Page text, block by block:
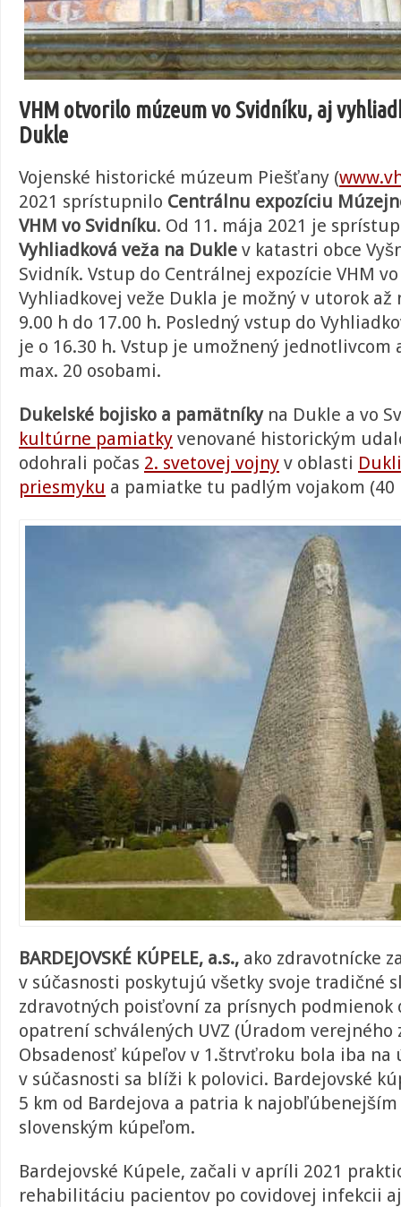
VHM otvorilo múzeum vo Svidníku, aj
Dukle
Vojenské historické múzeum Piešťany (
2021 sprístupnilo Centrálnu expozíciu
VHM vo Svidníku. Od 11. mája 2021 je
Vyhliadková veža na Dukle v katastri obce
Svidník. Vstup do Centrálnej expozície VHM
Vyhliadkovej veže Dukla je možný v utorok až
9.00 h do 17.00 h. Posledný vstup do
je o 16.30 h. Vstup je umožnený jednotlivcom
max. 20 osobami.
Dukelské bojisko a pamätníky na Dukle a vo
kultúrne pamiatky venované historickým
odohrali počas 2. svetovej vojny v oblasti
priesmyku a pamiatke tu padlým vojakom (40
BARDEJOVSKÉ KÚPELE, a.s., ako zdravotnícke
v súčasnosti poskytujú všetky svoje tradičné
zdravotných poisťovní za prísnych podmienok
opatrení schválených UVZ (Úradom verejného
Obsadenosť kúpeľov v 1.štrvťroku bola iba na
v súčasnosti sa blíži k polovici. Bardejovské
5 km od Bardejova a patria k
slovenským kúpeľom.
Bardejovské Kúpele, začali v apríli 2021
rehabilitáciu pacientov po covidovej infekcii